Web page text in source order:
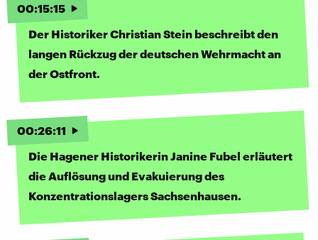
00:15:15
Der Historiker Christian Stein beschreibt den
langen Rückzug der deutschen Wehrmacht an
der Ostfront.
00:26:11
Die Hagener Historikerin Janine Fubel erläutert
die Auflösung und Evakuierung des
Konzentrationslagers Sachsenhausen.